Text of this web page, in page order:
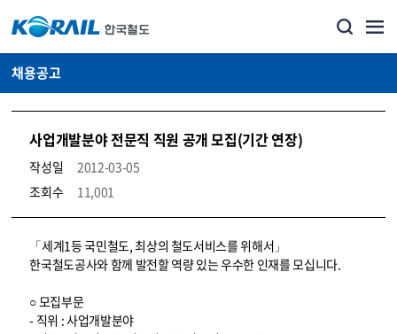
채용공고
사업개발분야 전문직 직원 공개 모집(기간 연장)
작성일
2012-03-05
조회수
11,001
코레일소개_경영공시_채용공고 상세보기 – 내용, 파일, 담당자 연락처로 구성
「세계1등 국민철도, 최상의 철도서비스를 위해서」
한국철도공사와 함께 발전할 역량 있는 우수한 인재를 모십니다.
○ 모집부문
- 직위 : 사업개발분야